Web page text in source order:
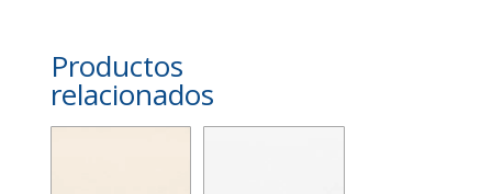
Productos
relacionados